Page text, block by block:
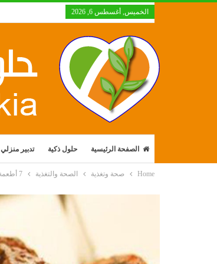
الخميس, أغسطس 6, 2026
الصفحة الرئيسية حلول ذكية تدبير منزلي
Home صحة وتغذية الصحة والتغذية 7 أطعمة يجب أن لا تأكلوها قبل أن تناموا